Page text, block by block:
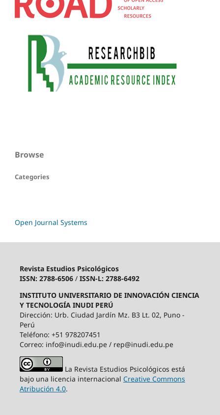
Browse
Categories
Open Journal Systems
Revista Estudios Psicológicos
ISSN: 2788-6506/ ISSN-L: 2788-6492
INSTITUTO UNIVERSITARIO DE INNOVACIÓN CIENCIA
Y TECNOLOGÍA INUDI PERÚ
Dirección: Urb. Ciudad Jardín Mz. B3 Lt. 02, Puno -
Perú
Teléfono: +51 978207451
Correo: info@inudi.edu.pe / rep@inudi.edu.pe
La Revista Estudios Psicológicos está
bajo una licencia internacional Creative Commons
Atribución 4.0.